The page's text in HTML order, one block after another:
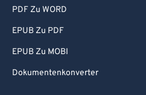
PDF Zu WORD
EPUB Zu PDF
EPUB Zu MOBI
Dokumentenkonverter